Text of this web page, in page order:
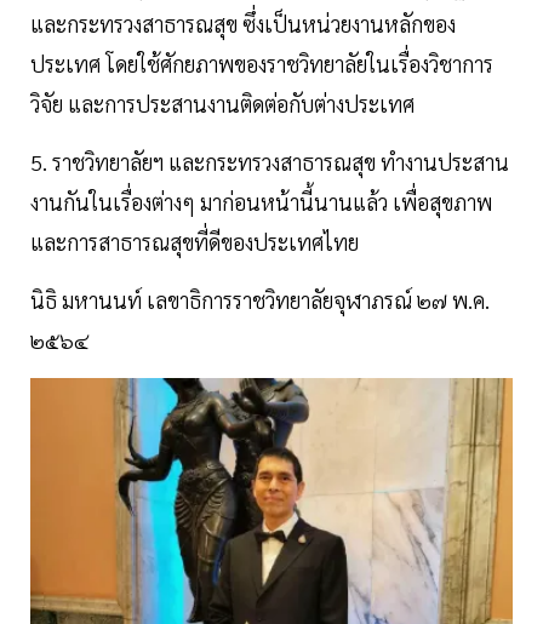
และกระทรวงสาธารณสุข ซึ่งเป็นหน่วยงานหลักของ
ประเทศ โดยใช้ศักยภาพของราชวิทยาลัยในเรื่องวิชาการ
วิจัย และการประสานงานติดต่อกับต่างประเทศ
5. ราชวิทยาลัยฯ และกระทรวงสาธารณสุข ทำงานประสาน
งานกันในเรื่องต่างๆ มาก่อนหน้านี้นานแล้ว เพื่อสุขภาพ
และการสาธารณสุขที่ดีของประเทศไทย
นิธิ มหานนท์ เลขาธิการราชวิทยาลัยจุฬาภรณ์ ๒๗ พ.ค.
๒๕๖๔